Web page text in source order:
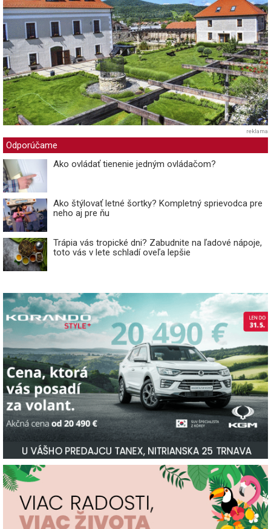
reklama
Odporúčame
Ako ovládať tienenie jedným ovládačom?
Ako štýlovať letné šortky? Kompletný sprievodca pre
neho aj pre ňu
Trápia vás tropické dni? Zabudnite na ľadové nápoje,
toto vás v lete schladí oveľa lepšie